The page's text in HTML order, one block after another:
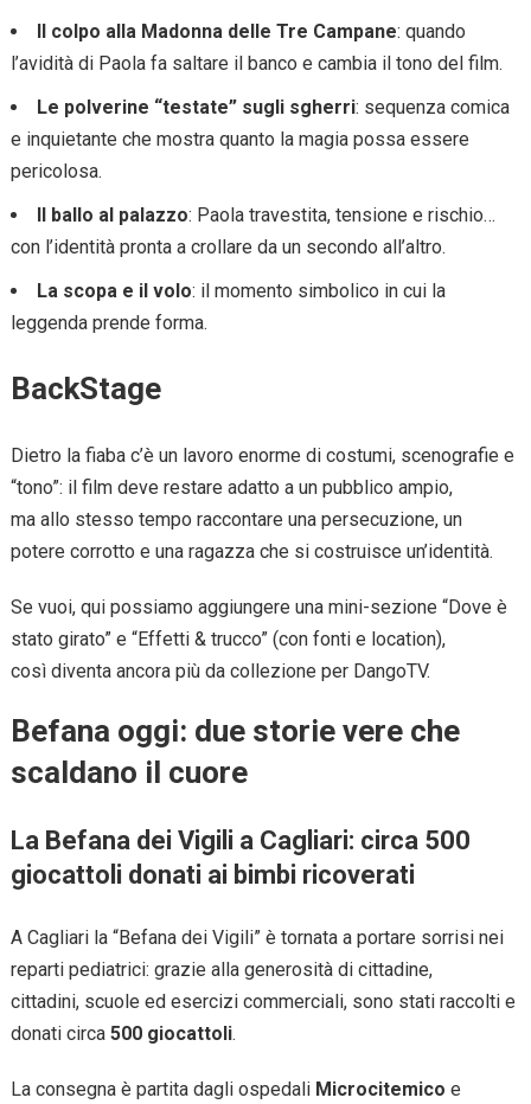
Il colpo alla Madonna delle Tre Campane: quando
l’avidità di Paola fa saltare il banco e cambia il tono del film.
Le polverine “testate” sugli sgherri: sequenza comica
e inquietante che mostra quanto la magia possa essere
pericolosa.
Il ballo al palazzo: Paola travestita, tensione e rischio…
con l’identità pronta a crollare da un secondo all’altro.
La scopa e il volo: il momento simbolico in cui la
leggenda prende forma.
BackStage
Dietro la fiaba c’è un lavoro enorme di costumi, scenografie e
“tono”: il film deve restare adatto a un pubblico ampio,
ma allo stesso tempo raccontare una persecuzione, un
potere corrotto e una ragazza che si costruisce un’identità.
Se vuoi, qui possiamo aggiungere una mini-sezione “Dove è
stato girato” e “Effetti & trucco” (con fonti e location),
così diventa ancora più da collezione per DangoTV.
Befana oggi: due storie vere che
scaldano il cuore
La Befana dei Vigili a Cagliari: circa 500
giocattoli donati ai bimbi ricoverati
A Cagliari la “Befana dei Vigili” è tornata a portare sorrisi nei
reparti pediatrici: grazie alla generosità di cittadine,
cittadini, scuole ed esercizi commerciali, sono stati raccolti e
donati circa 500 giocattoli.
La consegna è partita dagli ospedali Microcitemico e